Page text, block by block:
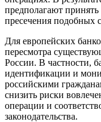
предполагают
пресечения подобных
Для европейских
пересмотра
России. В частности,
идентификации и
российскими
снизить риски
операции и
законодательства.